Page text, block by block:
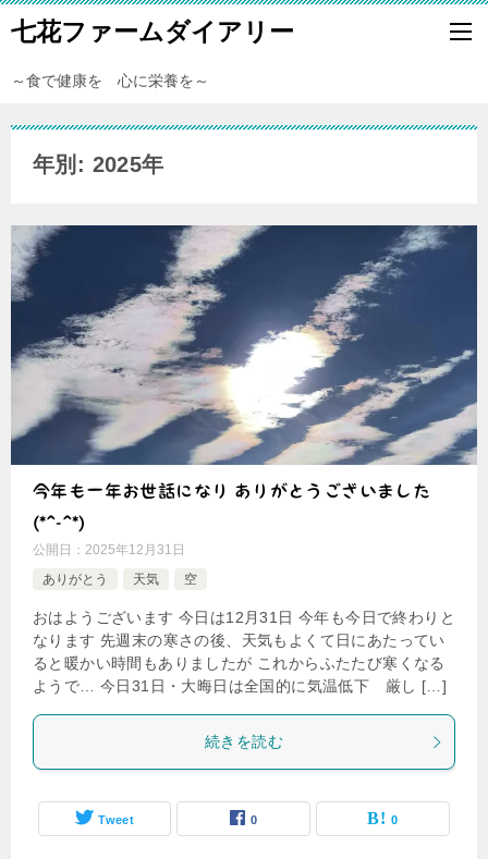
七花ファームダイアリー
～食で健康を 心に栄養を～
年別: 2025年
今年も一年お世話になり ありがとうございました
(*^-^*)
公開日： 2025年12月31日
ありがとう
天気 空
おはようございます 今日は12月31日 今年も今日で終わりと
なります 先週末の寒さの後、天気もよくて日にあたってい
ると暖かい時間もありましたが これからふたたび寒くなる
ようで… 今日31日・大晦日は全国的に気温低下 厳し […]
続きを読む
Tweet 0 0